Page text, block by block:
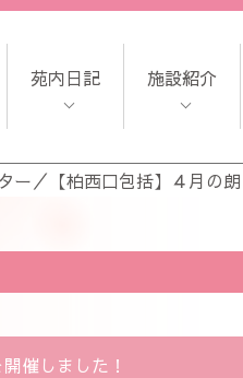
苑内日記 施設紹介
ー／ 【柏西口包括】４月の
催しました！